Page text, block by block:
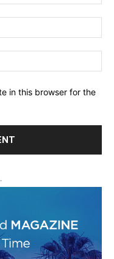
in this browser for the